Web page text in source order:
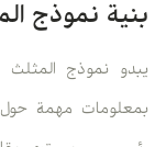
بنية نموذج
يبدو نموذج المثلث
بمعلومات مهمة